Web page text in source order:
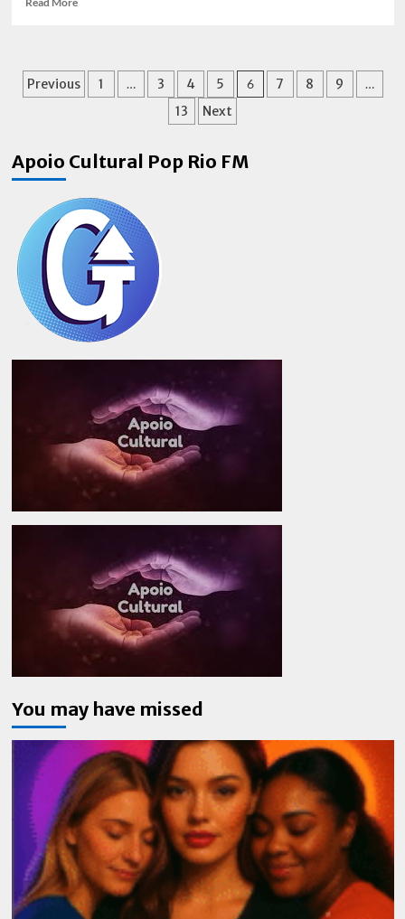
Oliveira
busca
cantor
e
novo
trabalho
Paginação
Previous 1 … 3 4 5 6 7 8 9 …
13 Next
Apoio Cultural Pop Rio FM
You may have missed